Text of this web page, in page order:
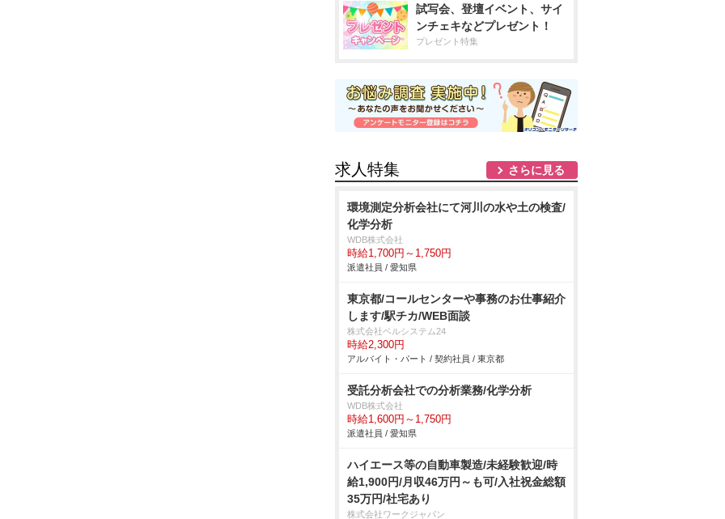
試写会、登壇イベント、サイ
ンチェキなどプレゼント！
プレゼント特集
求人特集 さらに見る
環境測定分析会社にて河川の水や土の検査/
化学分析
WDB株式会社
時給1,700円～1,750円
派遣社員 / 愛知県
東京都/コールセンターや事務のお仕事紹介
します/駅チカ/WEB面談
株式会社ベルシステム24
時給2,300円
アルバイト・パート / 契約社員 / 東京都
受託分析会社での分析業務/化学分析
WDB株式会社
時給1,600円～1,750円
派遣社員 / 愛知県
ハイエース等の自動車製造/未経験歓迎/時
給1,900円/月収46万円～も可/入社祝金総額
35万円/社宅あり
株式会社ワークジャパン